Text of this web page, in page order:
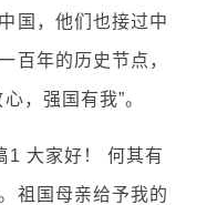
国，他们也接过中
百年的历史节点，
，强国有我”。
1 大家好！ 何其有
祖国母亲给予我的